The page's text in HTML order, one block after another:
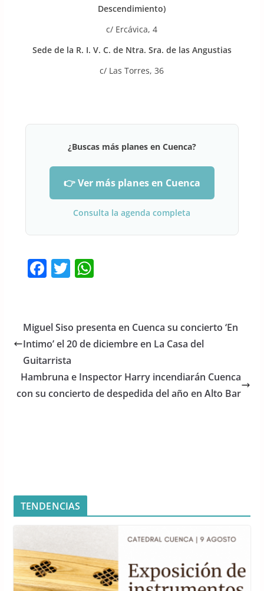
Descendimiento)
c/ Ercávica, 4
Sede de la R. I. V. C. de Ntra. Sra. de las Angustias
c/ Las Torres, 36
¿Buscas más planes en Cuenca?
👉 Ver más planes en Cuenca
Consulta la agenda completa
F
e
b
o
o
k
T
er
W
s
A
p
Miguel Siso presenta en Cuenca su concierto ‘En
Intimo’ el 20 de diciembre en La Casa del
Guitarrista
Hambruna e Inspector Harry incendiarán Cuenca
con su concierto de despedida del año en Alto Bar
TENDENCIAS